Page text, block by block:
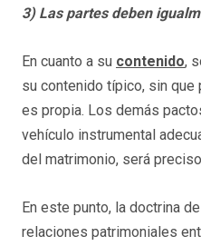
3) Las partes deben
En cuanto a su contenido,
su contenido típico, sin
es propia. Los demás
vehículo instrumental
del matrimonio, será
En este punto, la doctrina
relaciones patrimoniales